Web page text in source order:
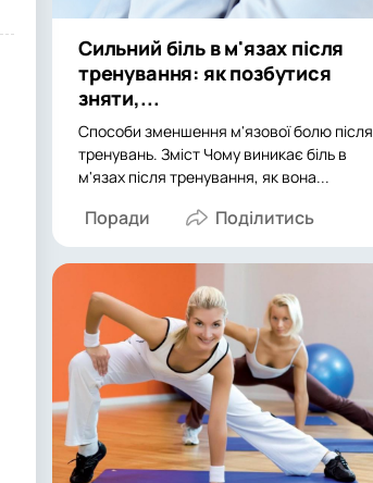
Сильний біль в м'язах після
тренування: як позбутися
зняти,...
Способи зменшення м'язової болю після
тренувань. Зміст Чому виникає біль в
м'язах після тренування, як вона...
Поради